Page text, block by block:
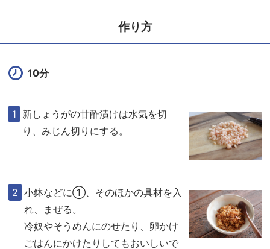
作り方
10分
新しょうがの甘酢漬けは水気を切
り、みじん切りにする。
小鉢などに①、そのほかの具材を入
れ、まぜる。
冷奴やそうめんにのせたり、卵かけ
ごはんにかけたりしてもおいしいで